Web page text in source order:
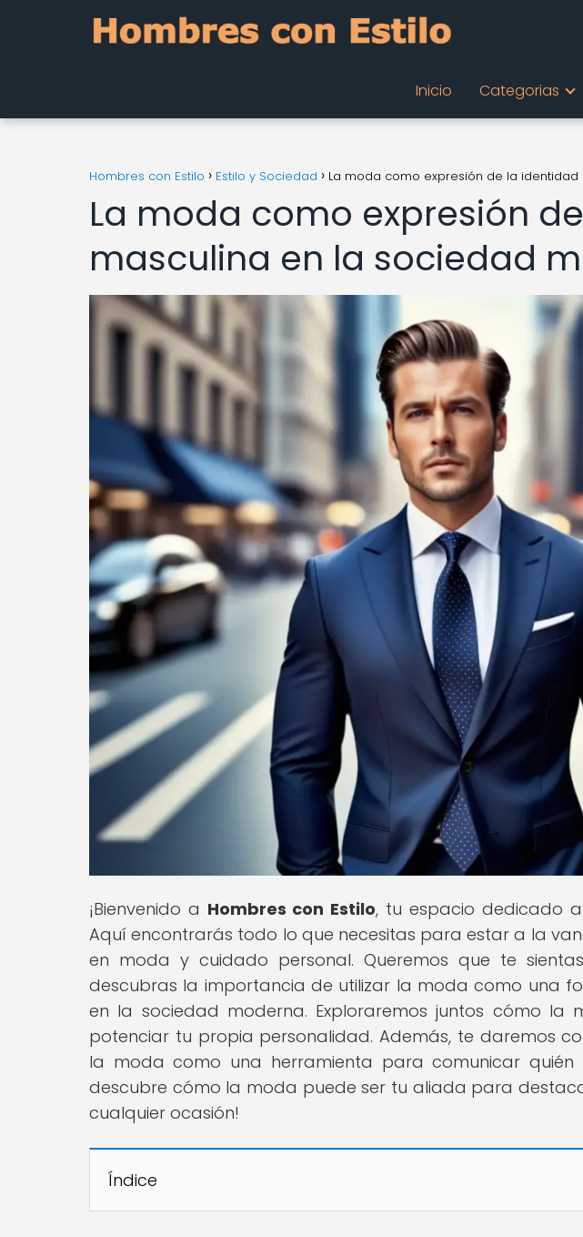
Inicio Categorias
Hombres con Estilo Estilo y Sociedad La moda como expresión de la
La moda como expresión
masculina en la sociedad
¡Bienvenido a Hombres con Estilo, tu espacio dedicado
Aquí encontrarás todo lo que necesitas para estar a la
en moda y cuidado personal. Queremos que te
descubras la importancia de utilizar la moda como una
en la sociedad moderna. Exploraremos juntos cómo la
potenciar tu propia personalidad. Además, te daremos
la moda como una herramienta para comunicar quién
descubre cómo la moda puede ser tu aliada para
cualquier ocasión!
Índice